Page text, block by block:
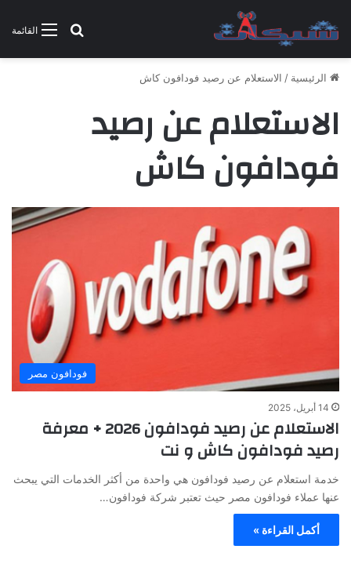
القائمةبحث عن
الرئيسية / الاستعلام عن رصيد فودافون كاش
الاستعلام عن رصيد
فودافون كاش
فودافون مصر
14 أبريل، 2025
الاستعلام عن رصيد فودافون 2026 + معرفة
رصيد فودافون كاش و نت
خدمة استعلام عن رصيد فودافون هي واحدة من أكثر الخدمات التي يبحث
عنها عملاء فودافون مصر حيث تعتبر شركة فودافون…
أكمل القراءة »